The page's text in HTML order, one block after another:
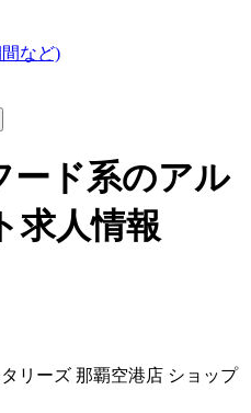
など)
ード系のアル
求人情報
リーズ 那覇空港店 ショップ